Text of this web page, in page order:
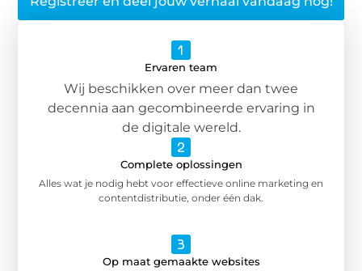
Ervaren team
Wij beschikken over meer dan twee
decennia aan gecombineerde ervaring in
de digitale wereld.
Complete oplossingen
Alles wat je nodig hebt voor effectieve online marketing en
contentdistributie, onder één dak.
Op maat gemaakte websites